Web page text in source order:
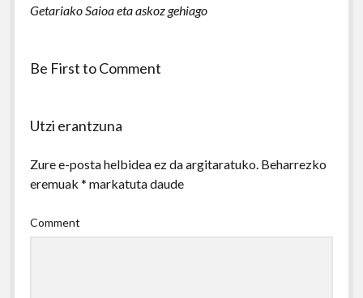
Getariako Saioa eta askoz gehiago
Be First to Comment
Utzi erantzuna
Zure e-posta helbidea ez da argitaratuko. Beharrezko
eremuak * markatuta daude
Comment